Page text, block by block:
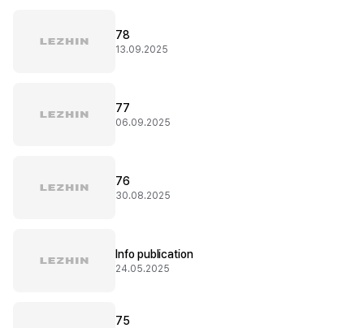
78
13.09.2025
77
06.09.2025
76
30.08.2025
Info publication
24.05.2025
75